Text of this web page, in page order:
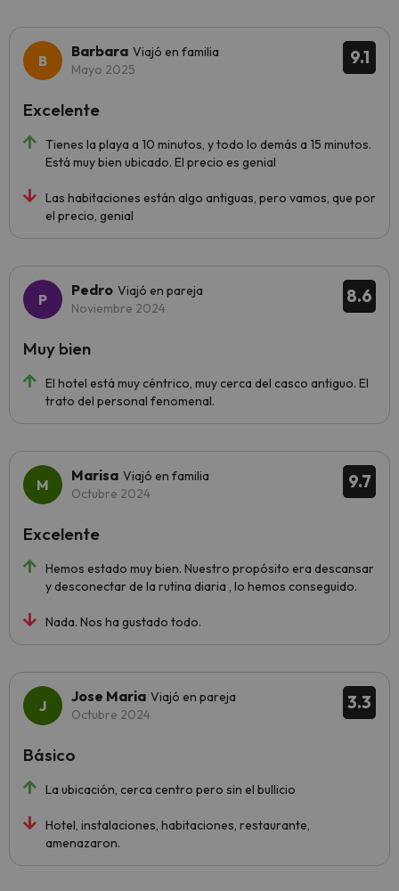
9.1
Barbara Viajó en familia
Mayo 2025
Tienes la playa a 10 minutos, y todo lo demás a 15 minutos.
Está muy bien ubicado. El precio es genial
Las habitaciones están algo antiguas, pero vamos, que por
el precio, genial
Excelente
8.6
Pedro Viajó en pareja
Noviembre 2024
El hotel está muy céntrico, muy cerca del casco antiguo. El
trato del personal fenomenal.
Muy bien
9.7
Marisa Viajó en familia
Octubre 2024
Hemos estado muy bien. Nuestro propósito era descansar
y desconectar de la rutina diaria , lo hemos conseguido.
Nada. Nos ha gustado todo.
Excelente
3.3
Jose Maria Viajó en pareja
Octubre 2024
La ubicación, cerca centro pero sin el bullicio
Hotel, instalaciones, habitaciones, restaurante,
amenazaron.
Básico